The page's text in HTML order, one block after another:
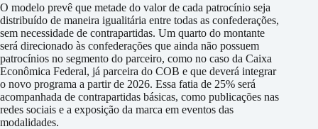
O modelo prevê que metade do valor de cada patrocínio seja
distribuído de maneira igualitária entre todas as confederações,
sem necessidade de contrapartidas. Um quarto do montante
será direcionado às confederações que ainda não possuem
patrocínios no segmento do parceiro, como no caso da Caixa
Econômica Federal, já parceira do COB e que deverá integrar
o novo programa a partir de 2026. Essa fatia de 25% será
acompanhada de contrapartidas básicas, como publicações nas
redes sociais e a exposição da marca em eventos das
modalidades.